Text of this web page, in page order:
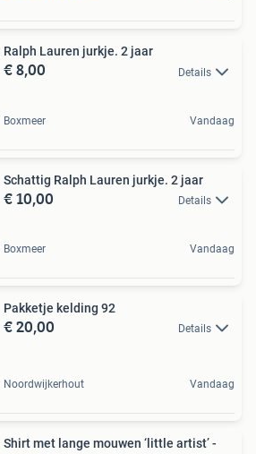
Ralph Lauren jurkje. 2 jaar
€ 8,00 Details
Boxmeer Vandaag
Schattig Ralph Lauren jurkje. 2 jaar
€ 10,00 Details
Boxmeer Vandaag
Pakketje kelding 92
€ 20,00 Details
Noordwijkerhout Vandaag
Shirt met lange mouwen ‘little artist’ -